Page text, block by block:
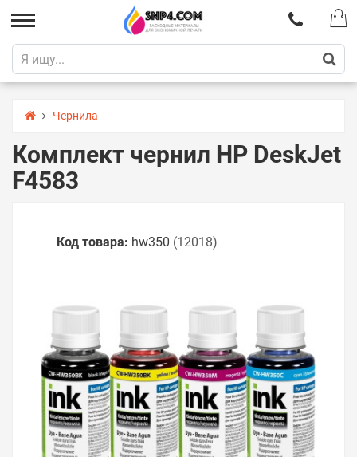
Чернила
Комплект чернил HP DeskJet
F4583
Код товара: hw350 (12018)